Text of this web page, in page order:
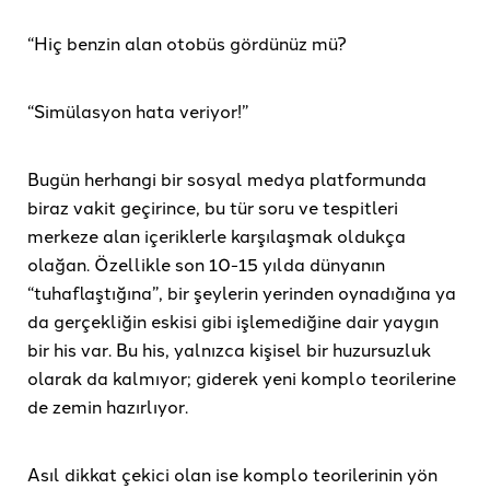
“Hiç benzin alan otobüs gördünüz mü?
“Simülasyon hata veriyor!”
Bugün herhangi bir sosyal medya platformunda
biraz vakit geçirince, bu tür soru ve tespitleri
merkeze alan içeriklerle karşılaşmak oldukça
olağan. Özellikle son 10-15 yılda dünyanın
“tuhaflaştığına”, bir şeylerin yerinden oynadığına ya
da gerçekliğin eskisi gibi işlemediğine dair yaygın
bir his var. Bu his, yalnızca kişisel bir huzursuzluk
olarak da kalmıyor; giderek yeni komplo teorilerine
de zemin hazırlıyor.
Asıl dikkat çekici olan ise komplo teorilerinin yön